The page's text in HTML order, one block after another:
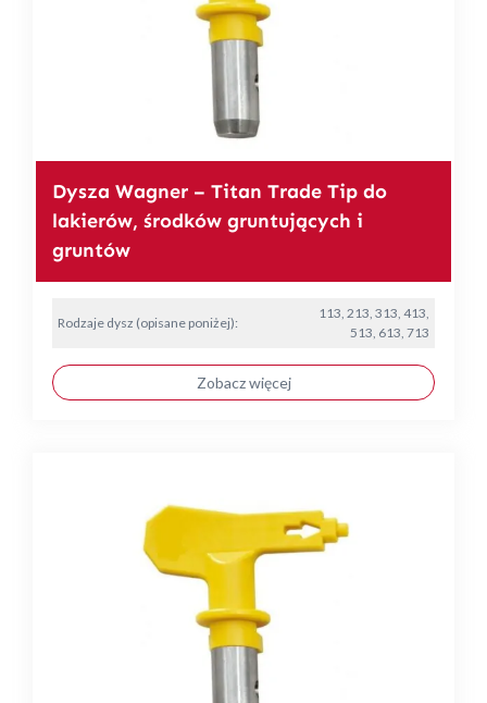
Dysza Wagner – Titan Trade Tip do
lakierów, środków gruntujących i
gruntów
Rodzaje dysz (opisane poniżej):
113, 213, 313, 413,
513, 613, 713
Zobacz więcej